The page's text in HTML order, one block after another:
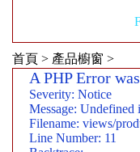
首頁 > 產品櫥窗 >
A PHP Error
Severity: Notice
Message: Undefined
Filename: views/
Line Number: 11